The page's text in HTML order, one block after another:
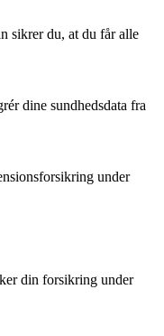
sikrer du, at du får alle
dine sundhedsdata fra
under
din forsikring under